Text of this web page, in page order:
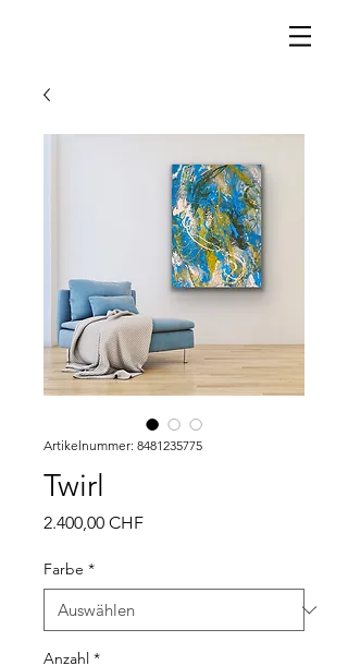
Artikelnummer: 8481235775
Twirl
2.400,00 CHFPreis
Farbe *
Anzahl *